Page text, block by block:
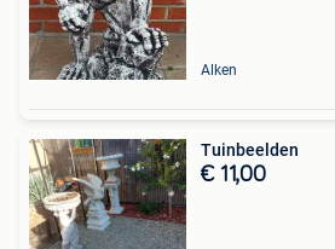
Alken
Tuinbeelden
€ 11,00